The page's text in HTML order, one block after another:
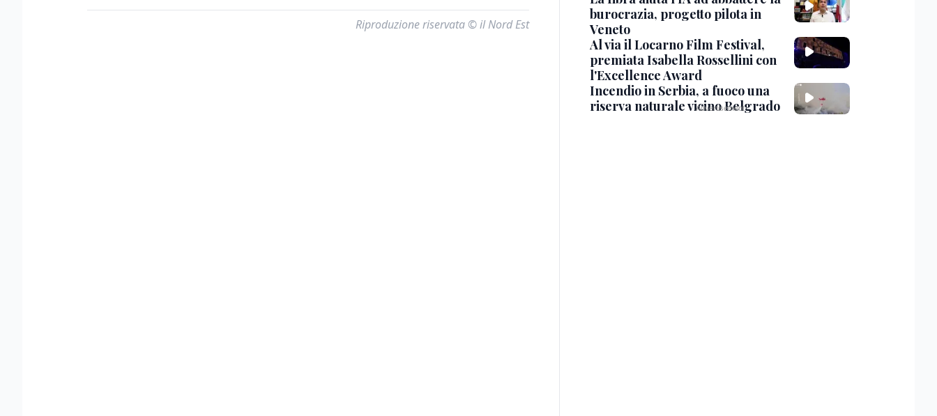
Riproduzione riservata © il Nord Est
burocrazia, progetto pilota in
Veneto
Al via il Locarno Film Festival,
premiata Isabella Rossellini con
l'Excellence Award
Incendio in Serbia, a fuoco una
riserva naturale vicino Belgrado